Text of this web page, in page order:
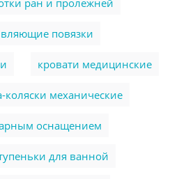
ран и пролежней
повязки
кровати медицинские
механические
оснащением
для ванной